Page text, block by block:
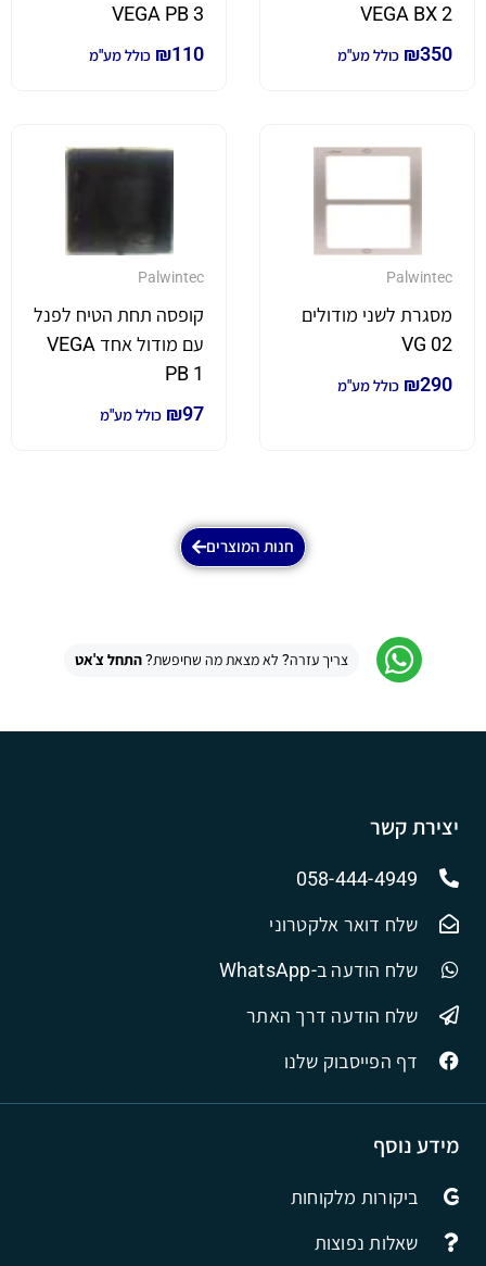
VEGA BX 2
₪350 כולל מע"מ
VEGA PB 3
₪110 כולל מע"מ
Palwintec
מסגרת לשני מודולים
VG 02
₪290 כולל מע"מ
Palwintec
קופסה תחת הטיח לפנל
עם מודול אחד VEGA
PB 1
₪97 כולל מע"מ
חנות המוצרים
צריך עזרה? לא מצאת מה שחיפשת?התחל צ'אט
מידע נוסף
ביקורות מלקוחות
שאלות נפוצות
יצירת קשר
058-444-4949
שלח דואר אלקטרוני
שלח הודעה ב-WhatsApp
שלח הודעה דרך האתר
דף הפייסבוק שלנו